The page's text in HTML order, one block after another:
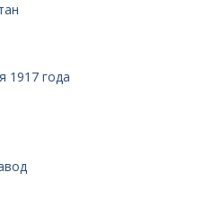
1917 года